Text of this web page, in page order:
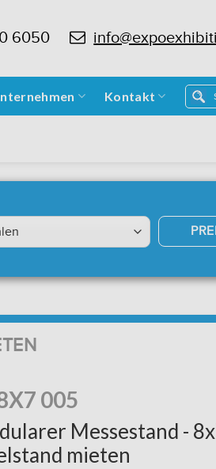
6050
Kontakt
005
Messestand -
mieten